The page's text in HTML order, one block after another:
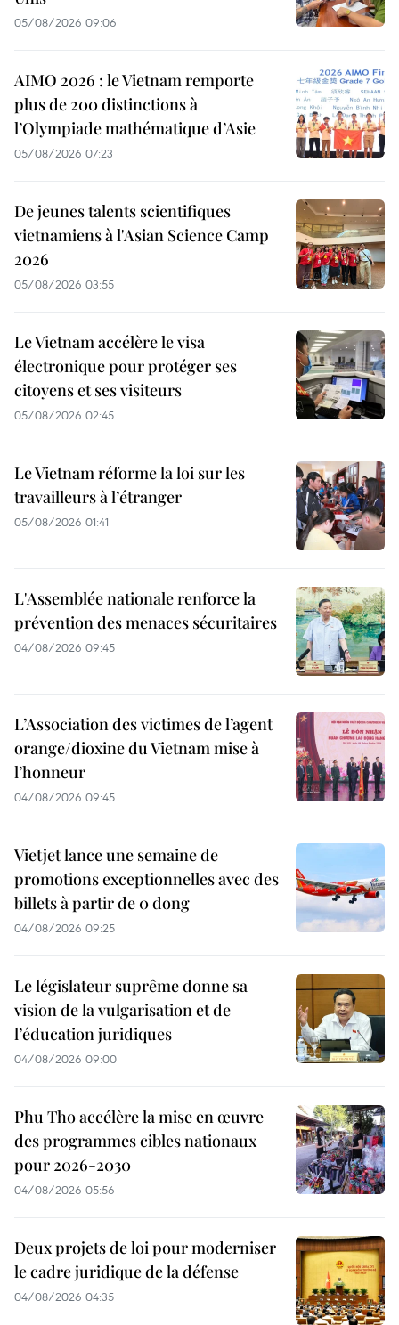
05/08/2026 09:06
AIMO 2026 : le Vietnam remporte
plus de 200 distinctions à
l’Olympiade mathématique d’Asie
05/08/2026 07:23
De jeunes talents scientifiques
vietnamiens à l'Asian Science Camp
2026
05/08/2026 03:55
Le Vietnam accélère le visa
électronique pour protéger ses
citoyens et ses visiteurs
05/08/2026 02:45
Le Vietnam réforme la loi sur les
travailleurs à l’étranger
05/08/2026 01:41
L'Assemblée nationale renforce la
prévention des menaces sécuritaires
04/08/2026 09:45
L’Association des victimes de l’agent
orange/dioxine du Vietnam mise à
l’honneur
04/08/2026 09:45
Vietjet lance une semaine de
promotions exceptionnelles avec des
billets à partir de 0 dong
04/08/2026 09:25
Le législateur suprême donne sa
vision de la vulgarisation et de
l’éducation juridiques
04/08/2026 09:00
Phu Tho accélère la mise en œuvre
des programmes cibles nationaux
pour 2026-2030
04/08/2026 05:56
Deux projets de loi pour moderniser
le cadre juridique de la défense
04/08/2026 04:35